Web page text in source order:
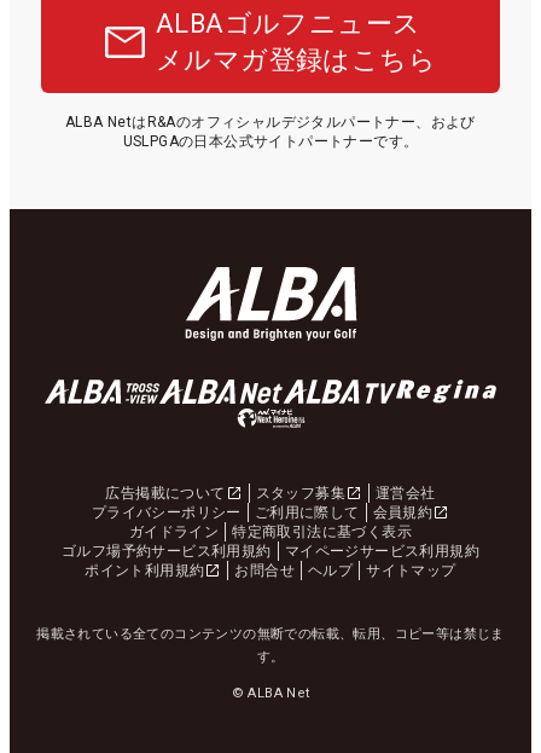
ALBAゴルフニュース
メルマガ登録はこちら
ALBA NetはR&Aのオフィシャルデジタルパートナー、および
USLPGAの日本公式サイトパートナーです。
広告掲載について スタッフ募集
運営会社
プライバシーポリシー
ご利用に際して
会員規約
ガイドライン
特定商取引法に基づく表示
ゴルフ場予約サービス利用規約
マイページサービス利用規約
ポイント利用規約
お問合せ ヘルプ サイトマップ
掲載されている全てのコンテンツの無断での転載、転用、コピー等は禁じま
す。
© ALBA Net